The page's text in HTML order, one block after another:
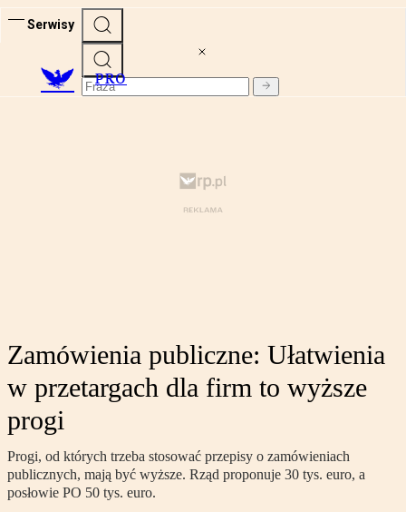
Serwisy
PRO
Zamówienia publiczne: Ułatwienia
w przetargach dla firm to wyższe
progi
Progi, od których trzeba stosować przepisy o zamówieniach
publicznych, mają być wyższe. Rząd proponuje 30 tys. euro, a
posłowie PO 50 tys. euro.